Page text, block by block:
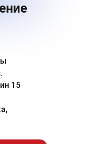
15
и